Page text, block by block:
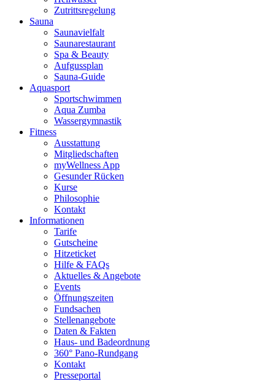
Zutrittsregelung
Sauna
Saunavielfalt
Saunarestaurant
Spa & Beauty
Aufgussplan
Sauna-Guide
Aquasport
Sportschwimmen
Aqua Zumba
Wassergymnastik
Fitness
Ausstattung
Mitgliedschaften
myWellness App
Gesunder Rücken
Kurse
Philosophie
Kontakt
Informationen
Tarife
Gutscheine
Hitzeticket
Hilfe & FAQs
Aktuelles & Angebote
Events
Öffnungszeiten
Fundsachen
Stellenangebote
Daten & Fakten
Haus- und Badeordnung
360° Pano-Rundgang
Kontakt
Presseportal